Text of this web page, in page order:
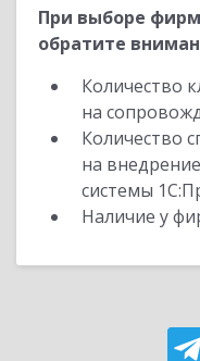
При выборе
обратите
Количество
на
Количество
на
системы
Наличие у